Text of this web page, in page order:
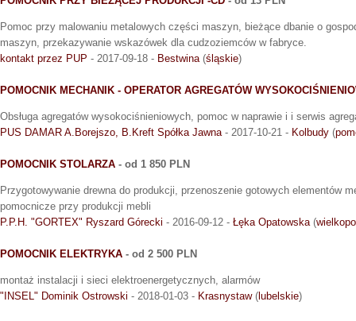
Pomoc przy malowaniu metalowych części maszyn, bieżące dbanie o
maszyn, przekazywanie wskazówek dla cudzoziemców w fabryce.
kontakt przez PUP - 2017-09-18 - Bestwina(śląskie)
POMOCNIK MECHANIK - OPERATOR AGREGATÓW
Obsługa agregatów wysokociśnieniowych, pomoc w naprawie i i serwis
PUS DAMAR A.Borejszo, B.Kreft Spółka Jawna- 2017-10-21 - Kolbudy (
POMOCNIK STOLARZA - od 1 850 PLN
Przygotowywanie drewna do produkcji, przenoszenie gotowych elementów
pomocnicze przy produkcji mebli
P.P.H. "GORTEX" Ryszard Górecki - 2016-09-12 - Łęka Opatowska(
POMOCNIK ELEKTRYKA - od 2 500 PLN
montaż instalacji i sieci elektroenergetycznych, alarmów
"INSEL" Dominik Ostrowski - 2018-01-03 - Krasnystaw( lubelskie)